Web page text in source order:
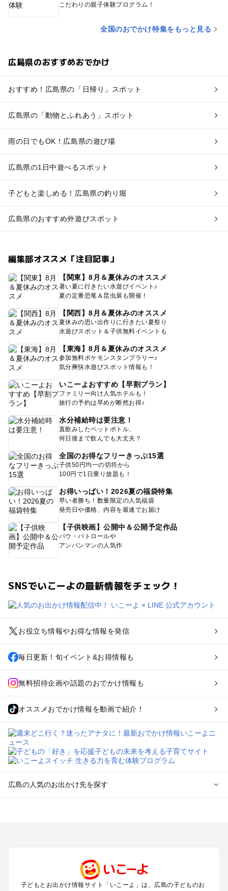
こだわりの親子体験プログラム！
全国のおでかけ特集をもっと見る
広島県のおすすめおでかけ
おすすめ！広島県の「日帰り」スポット
広島県の「動物とふれあう」スポット
雨の日でもOK！広島県の遊び場
広島県の1日中遊べるスポット
子どもと楽しめる！広島県の釣り堀
広島県のおすすめ外遊びスポット
編集部オススメ「注目記事」
【関東】8月＆夏休みのオススメ
暑い夏に行きたい水遊びイベント♪
夏の定番恐竜＆昆虫展も開催！
【関西】8月＆夏休みのオススメ
夏休みの思い出作りに行きたい夏祭り
水遊びスポット＆子供無料イベントも
【東海】8月＆夏休みのオススメ
参加無料ポケモンスタンプラリー♪
気分爽快水遊びスポット情報も！
いこーよおすすめ【早割プラン】
ファミリー向け人気ホテルも！
旅行の予約は早めが断然お得♪
水分補給時は要注意！
直飲みしたペットボトル、
何日後まで飲んでも大丈夫？
全国のお得なフリーきっぷ15選
子供50円均一の切符から
100円で1日乗り放題も！
お得いっぱい！2026夏の福袋特集
早い者勝ち！数量限定の人気福袋
発売日や価格、内容を最速でお届け
【子供映画】公開中＆公開予定作品
パウ・パトロールや
アンパンマンの人気作
SNSでいこーよの最新情報をチェック！
お役立ち情報やお得な情報を発信
毎日更新！旬イベント&お得情報も
無料招待企画や話題のおでかけ情報も
オススメおでかけ情報を動画で紹介！
広島の人気のお出かけ先を探す
三次・庄原・三段峡・世羅・芸北のプールお出かけ
子どもとお出かけ情報サイト「いこーよ」は、広島の子どものお